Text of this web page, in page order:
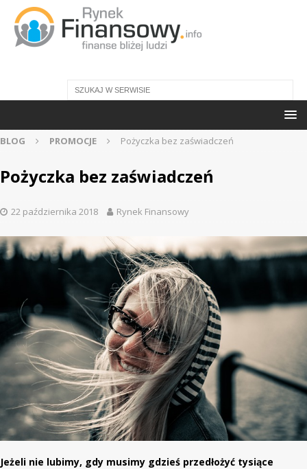
BLOG PROMOCJE Pożyczka bez zaświadczeń
Pożyczka bez zaświadczeń
22 października 2018 Rynek Finansowy
Jeżeli nie lubimy, gdy musimy gdzieś przedłożyć tysiące